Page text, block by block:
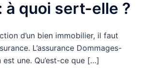
à quoi sert-elle ?
d’un bien immobilier, il faut
L’assurance Dommages-
est une. Qu’est-ce que […]